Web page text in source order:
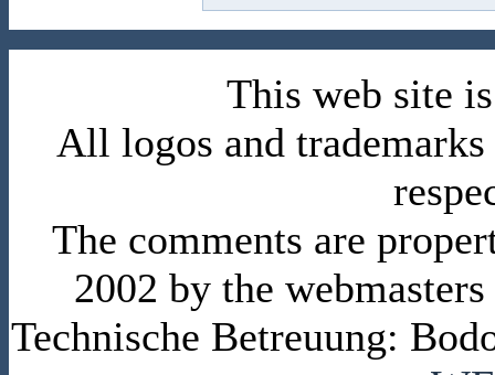
This web site
All logos and
The comments are
2002 by the
Technische Betreuung: